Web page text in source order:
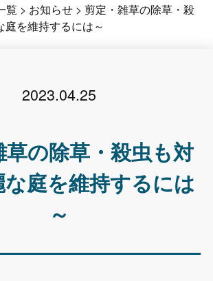
覧 > お知らせ> 剪定・雑草の除草・殺
庭を維持するには～
2023.04.25
草の除草・殺虫も対
庭を維持するには
～